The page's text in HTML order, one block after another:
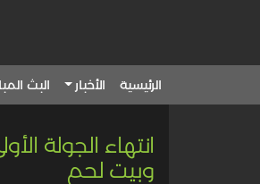
الرئيسية الأخبار البث
انتهاء الجولة
وبيت لحم